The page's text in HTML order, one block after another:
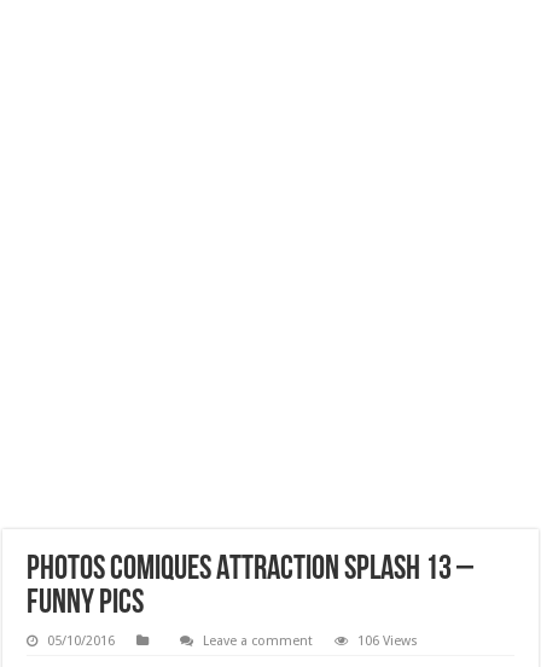
Photos Comiques Attraction Splash 13 –
Funny Pics
05/10/2016 Leave a comment 106 Views